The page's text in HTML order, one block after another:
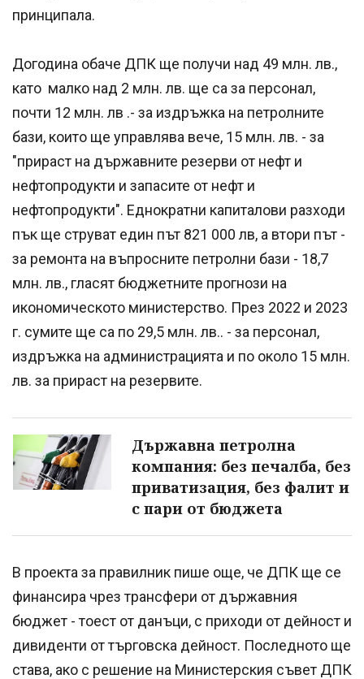
принципала.
Догодина обаче ДПК ще получи над 49 млн. лв.,
като малко над 2 млн. лв. ще са за персонал,
почти 12 млн. лв .- за издръжка на петролните
бази, които ще управлява вече, 15 млн. лв. - за
"прираст на държавните резерви от нефт и
нефтопродукти и запасите от нефт и
нефтопродукти". Еднократни капиталови разходи
пък ще струват един път 821 000 лв, а втори път -
за ремонта на въпросните петролни бази - 18,7
млн. лв., гласят бюджетните прогнози на
икономическото министерство. През 2022 и 2023
г. сумите ще са по 29,5 млн. лв.. - за персонал,
издръжка на администрацията и по около 15 млн.
лв. за прираст на резервите.
Държавна петролна
компания: без печалба, без
приватизация, без фалит и
с пари от бюджета
В проекта за правилник пише още, че ДПК ще се
финансира чрез трансфери от държавния
бюджет - тоест от данъци, с приходи от дейност и
дивиденти от търговска дейност. Последното ще
става, ако с решение на Министерския съвет ДПК